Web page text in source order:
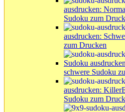
ausdrucken:
Sudoku zum
ausdrucken:
zum Drucken
Sudoku
schwere Sudoku
ausdrucken: Killer
Sudoku zum